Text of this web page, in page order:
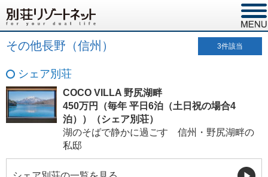
その他長野（信州） 3件該当
シェア別荘
COCO VILLA 野尻湖畔
450万円（毎年 平日6泊（土日祝の場合4
泊））（シェア別荘）
湖のそばで静かに過ごす 信州・野尻湖畔の
私邸